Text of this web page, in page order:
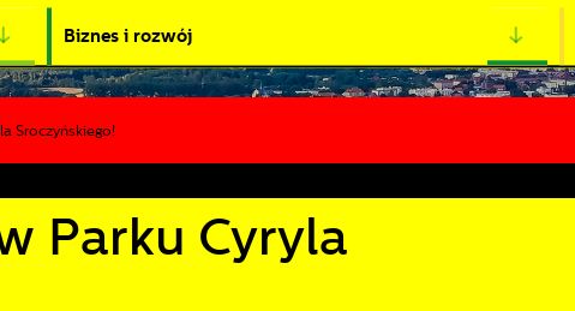
Biznes i rozwój
Sroczyńskiego!
Parku Cyryla